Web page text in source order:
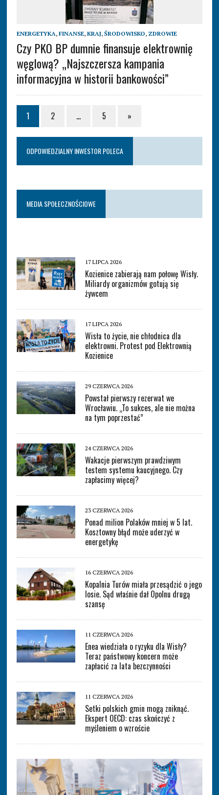
ENERGETYKA, FINANSE, KRAJ, ŚRODOWISKO, ZDROWIE
Czy PKO BP dumnie finansuje elektrownię
węglową? „Najszczersza kampania
informacyjna w historii bankowości”
1 2 … 5 »
ODPOWIEDZIALNY INWESTOR POLECA
MEDIA SPOŁECZNOŚCIOWE
17 LIPCA 2026
Kozienice zabierają nam połowę Wisły.
Miliardy organizmów gotują się
żywcem
17 LIPCA 2026
Wisła to życie, nie chłodnica dla
elektrowni. Protest pod Elektrownią
Kozienice
29 CZERWCA 2026
Powstał pierwszy rezerwat we
Wrocławiu. „To sukces, ale nie można
na tym poprzestać”
24 CZERWCA 2026
Wakacje pierwszym prawdziwym
testem systemu kaucyjnego. Czy
zapłacimy więcej?
23 CZERWCA 2026
Ponad milion Polaków mniej w 5 lat.
Kosztowny błąd może uderzyć w
energetykę
16 CZERWCA 2026
Kopalnia Turów miała przesądzić o jego
losie. Sąd właśnie dał Opolnu drugą
szansę
11 CZERWCA 2026
Enea wiedziała o ryzyku dla Wisły?
Teraz państwowy koncern może
zapłacić za lata bezczynności
11 CZERWCA 2026
Setki polskich gmin mogą zniknąć.
Ekspert OECD: czas skończyć z
myśleniem o wzroście